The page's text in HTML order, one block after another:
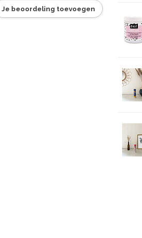
Je beoordeling toevoegen